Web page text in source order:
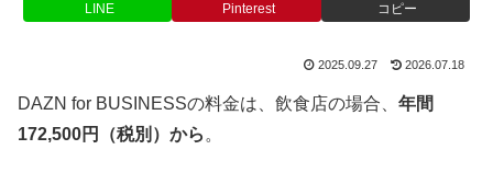
LINE Pinterest コピー
2025.09.27 2026.07.18
DAZN for BUSINESSの料金は、飲食店の場合、 年間
172,500円（税別）から 。